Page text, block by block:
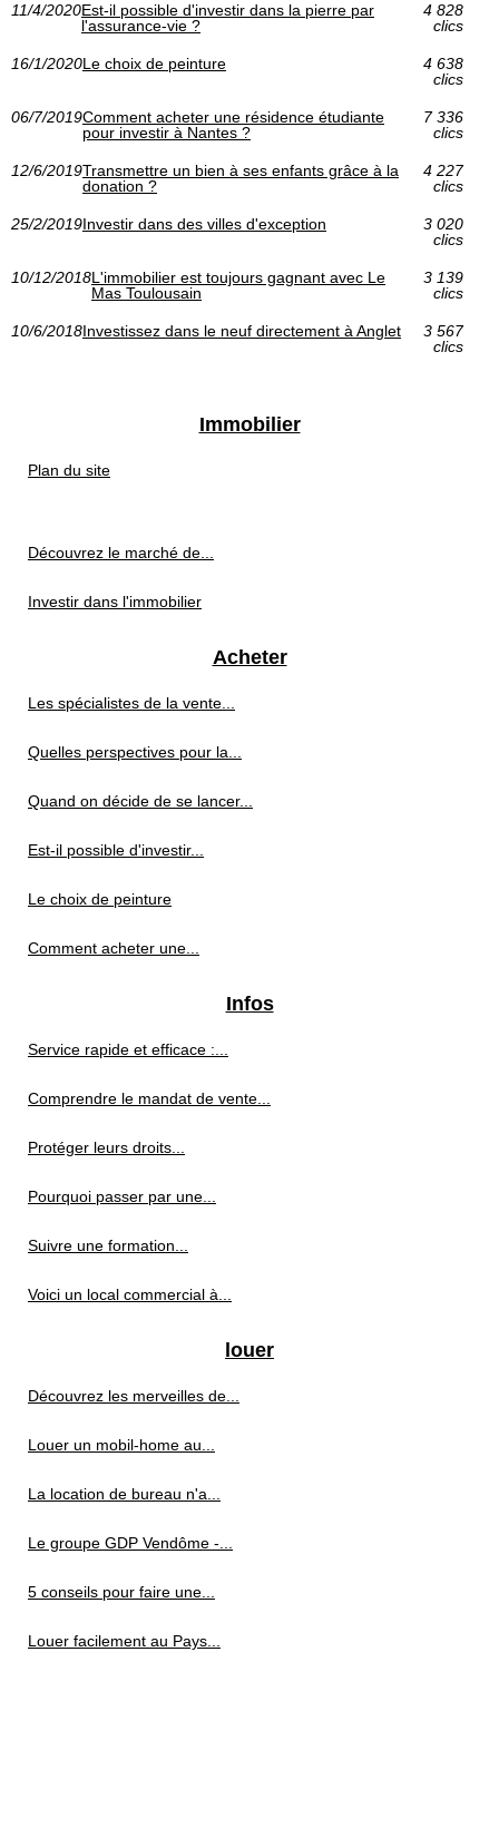
11/4/2020Est-il possible d'investir dans la pierre par
l'assurance-vie ?
4 828
clics
16/1/2020Le choix de peinture
4 638
clics
06/7/2019Comment acheter une résidence étudiante
pour investir à Nantes ?
7 336
clics
12/6/2019Transmettre un bien à ses enfants grâce à la
donation ?
4 227
clics
25/2/2019Investir dans des villes d'exception
3 020
clics
10/12/2018L'immobilier est toujours gagnant avec Le
Mas Toulousain
3 139
clics
10/6/2018Investissez dans le neuf directement à Anglet
3 567
clics
Immobilier
Plan du site
Découvrez le marché de...
Investir dans l'immobilier
Acheter
Les spécialistes de la vente...
Quelles perspectives pour la...
Quand on décide de se lancer...
Est-il possible d'investir...
Le choix de peinture
Comment acheter une...
Infos
Service rapide et efficace :...
Comprendre le mandat de vente...
Protéger leurs droits...
Pourquoi passer par une...
Suivre une formation...
Voici un local commercial à...
louer
Découvrez les merveilles de...
Louer un mobil-home au...
La location de bureau n'a...
Le groupe GDP Vendôme -...
5 conseils pour faire une...
Louer facilement au Pays...